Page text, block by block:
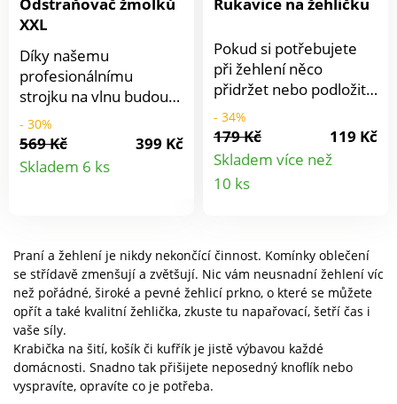
Odstraňovač žmolků
XXL
Díky našemu
profesionálnímu
strojku na vlnu budou
svetry vypadat jako
nové. Snadné použití.
Ostraňuje žmolky,
vlákna a nitě. Na
- 30%
569 Kč
399 Kč
Skladem 6 ks
Detail
Rukavice na žehličku
Pokud si potřebujete
při žehlení něco
přidržet nebo podložit
rukou, pak potřebujete
tuto speciální rukavici.
Ochrání Vaši ruku i
zápěstí. 70 % neopren,
20 % bavlna, 10 %
spálením ruky od
žehličky Pomůže se
žehlením
nepřístupných míst
- 34%
179 Kč
119 Kč
Skladem více než
10 ks
Praní a žehlení je nikdy nekončící činnost. Komínky oblečení
se střídavě zmenšují a zvětšují. Nic vám neusnadní žehlení víc
než pořádné, široké a pevné žehlicí prkno, o které se můžete
opřít a také kvalitní žehlička, zkuste tu napařovací, šetří čas i
vaše síly.
Krabička na šití, košík či kufřík je jistě výbavou každé
domácnosti. Snadno tak přišijete neposedný knoflík nebo
vyspravíte, opravíte co je potřeba.